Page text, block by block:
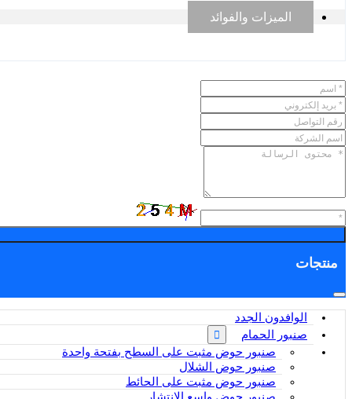
الميزات والفوائد
منتجات
الوافدون الجدد
صنبور الحمام
صنبور حوض مثبت على السطح بفتحة واحدة
صنبور حوض الشلال
صنبور حوض مثبت على الحائط